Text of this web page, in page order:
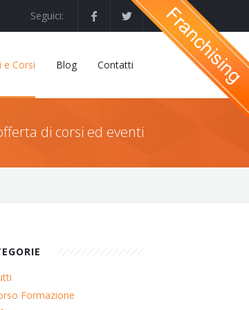
Seguici:
e Corsi Blog Contatti
di corsi ed eventi
Formazione